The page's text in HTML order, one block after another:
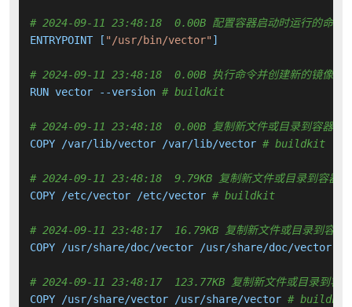
# 2024-09-11 23:48:18  0.00B 配置容器启动时运行的命令
ENTRYPOINT [ "/usr/bin/vector" ]
# 2024-09-11 23:48:18  0.00B 执行命令并创建新的镜像层
RUN vector --version # buildkit
# 2024-09-11 23:48:18  0.00B 复制新文件或目录到容器中
COPY /var/lib/vector /var/lib/vector # buildkit
# 2024-09-11 23:48:18  9.79KB 复制新文件或目录到容器中
COPY /etc/vector /etc/vector # buildkit
# 2024-09-11 23:48:17  16.79KB 复制新文件或目录到容器
COPY /usr/share/doc/vector /usr/share/doc/vector
# 2024-09-11 23:48:17  123.77KB 复制新文件或目录到容
COPY /usr/share/vector /usr/share/vector # buildkit